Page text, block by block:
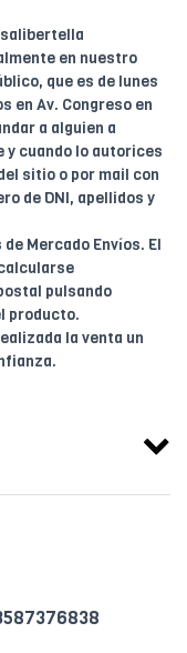
en nuestro
que es de lunes
en Av. Congreso en
a alguien a
cuando lo autorices
sitio o por mail con
de DNI, apellidos y
Mercado Envíos. El
pulsando
producto.
la venta un